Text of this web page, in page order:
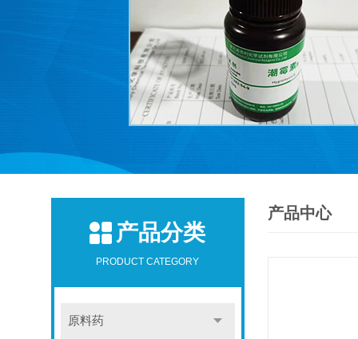
产品分类
PRODUCT CATEGORY
原料药
产品中心